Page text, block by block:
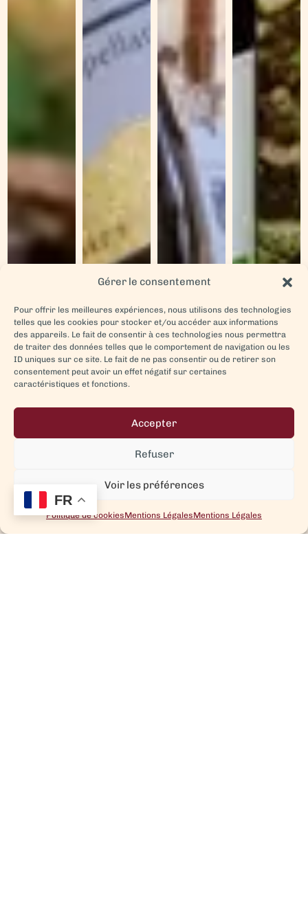
Gérer le consentement
Pour offrir les meilleures expériences, nous utilisons des technologies
telles que les cookies pour stocker et/ou accéder aux informations
des appareils. Le fait de consentir à ces technologies nous permettra
de traiter des données telles que le comportement de navigation ou les
ID uniques sur ce site. Le fait de ne pas consentir ou de retirer son
consentement peut avoir un effet négatif sur certaines
caractéristiques et fonctions.
Accepter
Refuser
Voir les préférences
Politique de cookiesMentions LégalesMentions Légales
FR